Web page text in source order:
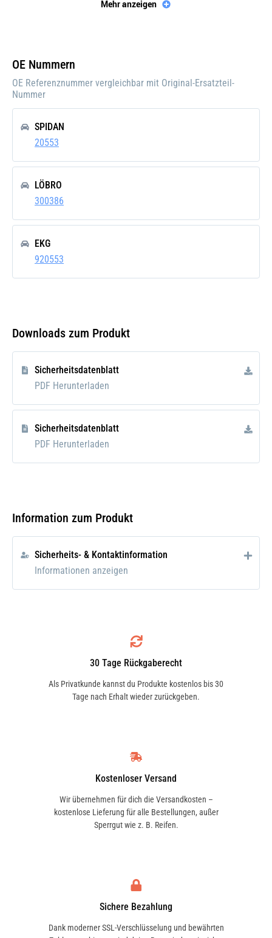
Mehr anzeigen
OE Nummern
OE Referenznummer vergleichbar mit Original-Ersatzteil-
Nummer
SPIDAN
20553
LÖBRO
300386
EKG
920553
Downloads zum Produkt
Sicherheitsdatenblatt
PDF Herunterladen
Sicherheitsdatenblatt
PDF Herunterladen
Information zum Produkt
Sicherheits- & Kontaktinformation
Informationen anzeigen
30 Tage Rückgaberecht
Als Privatkunde kannst du Produkte kostenlos bis 30
Tage nach Erhalt wieder zurückgeben.
Kostenloser Versand
Wir übernehmen für dich die Versandkosten –
kostenlose Lieferung für alle Bestellungen, außer
Sperrgut wie z. B. Reifen.
Sichere Bezahlung
Dank moderner SSL-Verschlüsselung und bewährten